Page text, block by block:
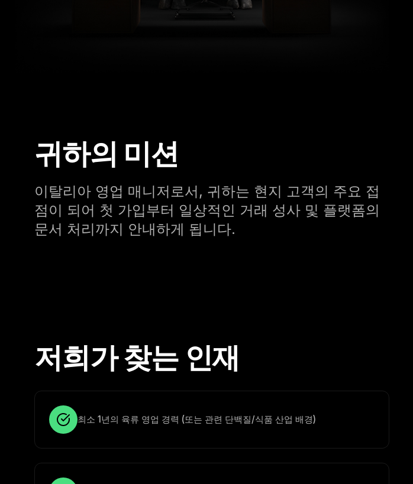
귀하의 미션
이탈리아 영업 매니저로서, 귀하는 현지 고객의 주요 접
점이 되어 첫 가입부터 일상적인 거래 성사 및 플랫폼의
문서 처리까지 안내하게 됩니다.
저희가 찾는 인재
최소 1년의 육류 영업 경력 (또는 관련 단백질/식품 산업 배경)